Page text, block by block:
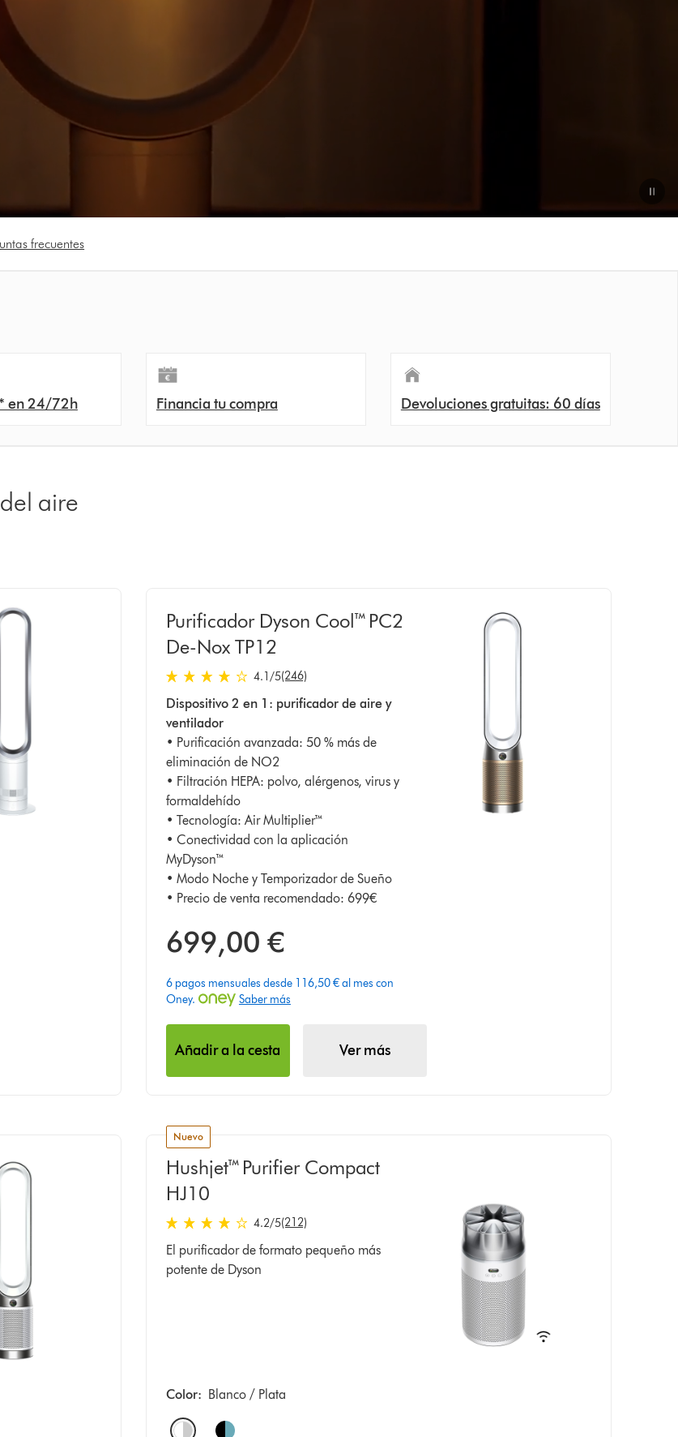
frecuentes
en 24/72h Financia tu compra Devoluciones gratuitas: 60 días
aire
Purificador Dyson Cool™ PC2
De-Nox TP12
4.1
estrellas
de
5
de
246
Ratings
4.1 /5(246)
Dispositivo 2 en 1: purificador de aire y
ventilador
• Purificación avanzada: 50 % más de
eliminación de NO2
• Filtración HEPA: polvo, alérgenos, virus y
formaldehído
• Tecnología: Air Multiplier™
• Conectividad con la aplicación
MyDyson™
• Modo Noche y Temporizador de Sueño
• Precio de venta recomendado: 699€
699,00 €
6 pagos mensuales desde 116,50 € al mes con
Oney.
Saber más
Añadir a la cesta Ver más
nuevo
Hushjet™ Purifier Compact
HJ10
4.2
estrellas
de
4.2/5(212)
El purificador de formato pequeño más
potente de Dyson
Color: Blanco / Plata
Options